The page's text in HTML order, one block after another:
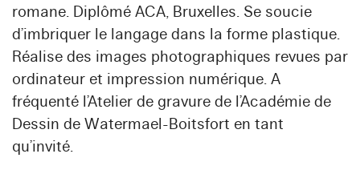
romane. Diplômé ACA, Bruxelles. Se soucie
d’imbriquer le langage dans la forme plastique.
Réalise des images photographiques revues par
ordinateur et impression numérique. A
fréquenté l’Atelier de gravure de l’Académie de
Dessin de Watermael-Boitsfort en tant
qu’invité.